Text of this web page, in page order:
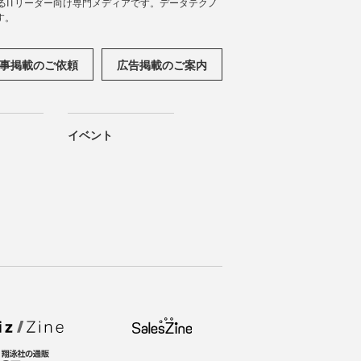
掲載のご依頼 広告掲載のご案内
イベント